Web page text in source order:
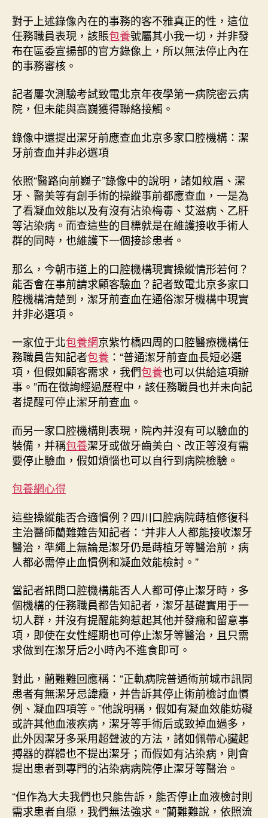
對于上述錄像內在的事務的客不雅真正的性，這位
任務職員表現，該賬包養號屬其小我一切，并非發
布在區委宣揚部的官方錄像上，所以無法停止內在
的事務審核。
記者屢次測驗考試致電北京年夜學第一病院密云病
院，但未能與高巍獲得聯絡接觸。
錄像中還提出潔牙前應查血北京多家口腔機構：潔
牙前查血并非必選項
依照“醫路向前巍子”錄像中的說明，諸如紋眉、潔
牙、醫美等有創手術的操縱事前都應查血，一是為
了看凝血效能以及有沒有沾染梅毒、艾滋病、乙肝
等沾染病。而查這些的目標就是在維護接收手術人
群的同時，也維護下一個接診患者。
那么，今朝市道上的口腔機構現實操縱情形若何？
能否會在事前請求顧客驗血？記者致電北京多家口
腔機構清楚到，潔牙前查血在通俗潔牙機構中現實
并非必選項。
一家位于北包養網京紫竹橋四周的口腔醫療機構任
務職員告知記者包養 ：“普通潔牙前查血長短必選
項，但假如顧客需求，我們包養也可以供給這項辦
事。”而在徵詢經過歷程中，該任務職員也并未向記
者提醒可停止潔牙前查血。
而另一家口腔機構則表現，院內并沒有可以驗血的
裝備，并稱包養潔牙或做牙齒美白、改正等沒有需
要停止驗血，假如煩惱也可以自行到病院檢驗。
包養網心得
這些操縱能否合適慣例？四川口腔病院蒔植修復科
主治醫師藺難難告知記者：“并非人人都能接收潔牙
醫治，準繩上無論是潔牙仍是蒔植牙等醫治前，病
人都必需停止血慣例和凝血效能檢討。”
當記者訊問口腔機構能否人人都可停止潔牙時，多
個機構的任務職員都告知記者，潔牙基礎實用于一
切人群，并沒有提醒能夠惹起其他并發癥和留意事
項，即使在女性經期也可停止潔牙等醫治，且只需
求做到在潔牙后2小時內不進食即可。
對此，藺難難回應稱：“正軌病院普通術前城市訊問
患者有無潔牙忌諱癥，并告訴其停止術前檢討血慣
例、凝血四項等。”他說明稱，假如有凝血效能妨礙
或許其他血液疾病，潔牙等手術后或致掉血過多，
此外因潔牙多采用超聲波的方法，諸如佩帶心臟起
搏器的群體也不提出潔牙；而假如有沾染病，則會
提出患者到專門的沾染病病院停止潔牙等醫治。
“但作為大夫我們也只能告訴，能否停止血液檢討則
需求患者自愿，我們無法強求。”藺難難說，依照流